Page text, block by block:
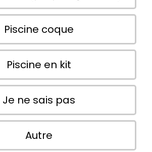
Piscine coque
Piscine en kit
Je ne sais pas
Autre